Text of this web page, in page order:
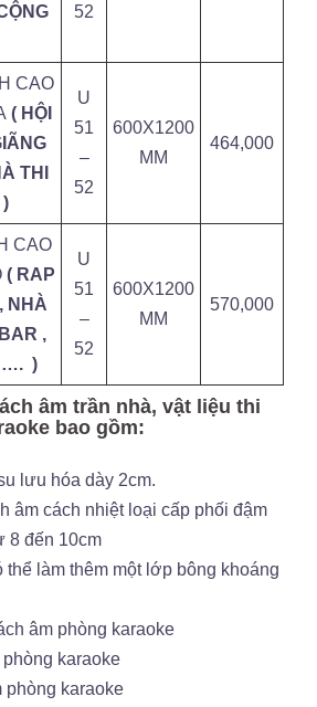
52
CAO
( HỘI
THI
U
51
–
52
600X1200
MM
464,000
CAO
( RAP
NHÀ
,
…. )
U
51
–
52
600X1200
MM
570,000
âm trần nhà, vật liệu thi
bao gồm:
lưu hóa dày 2cm.
âm cách nhiệt loại cấp phối đậm
8 đến 10cm
thể làm thêm một lớp bông khoáng
âm phòng karaoke
phòng karaoke
phòng karaoke